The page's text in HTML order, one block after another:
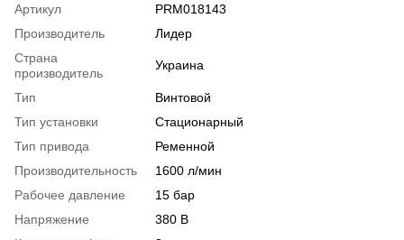
Артикул
PRM018143
Производитель
Лидер
Страна
производитель
Украина
Тип
Винтовой
Тип установки
Стационарный
Тип привода
Ременной
Производительность
1600 л/мин
Рабочее давление
15 бар
Напряжение
380 В